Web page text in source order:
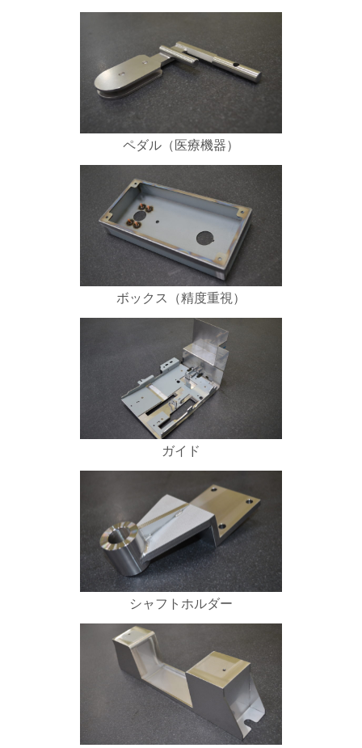
ペダル（医療機器）
ボックス（精度重視）
ガイド
シャフトホルダー